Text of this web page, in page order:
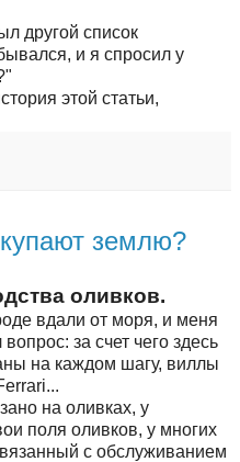
другой список
и я спросил у
этой статьи,
землю?
оливков.
вдали от моря, и меня
за счет чего здесь
на каждом шагу, виллы
на оливках, у
поля оливков, у многих
с обслуживанием